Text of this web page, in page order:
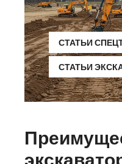
СТАТЬИ
СТАТЬИ